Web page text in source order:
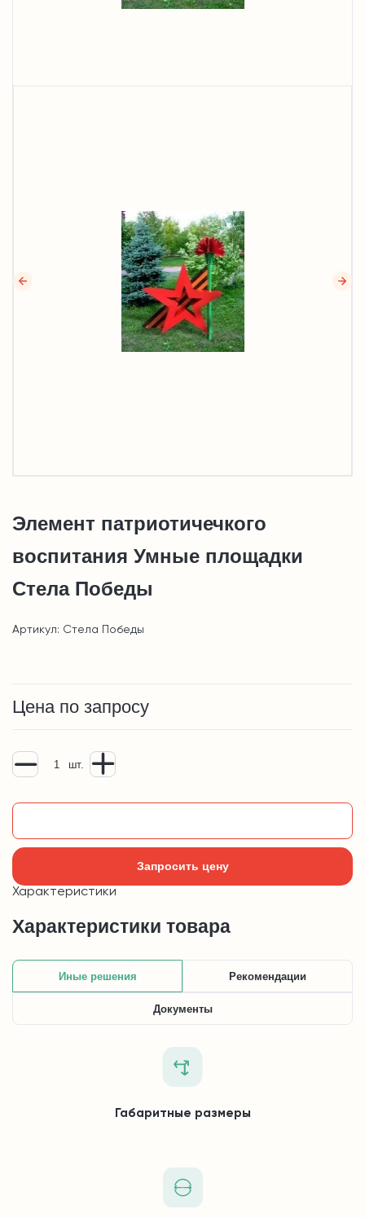
Элемент патриотичечкого
воспитания Умные площадки
Стела Победы
Артикул: Стела Победы
Цена по запросу
шт.
Запросить цену
Характеристики
Характеристики товара
Иные решения Рекомендации
Документы
Габаритные размеры